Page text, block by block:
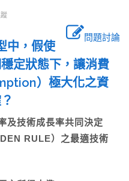
問題討論
中，假使
定狀態下，讓消費
）極大化之資
？
及技術成長率共同決定
RULE）之最適技術